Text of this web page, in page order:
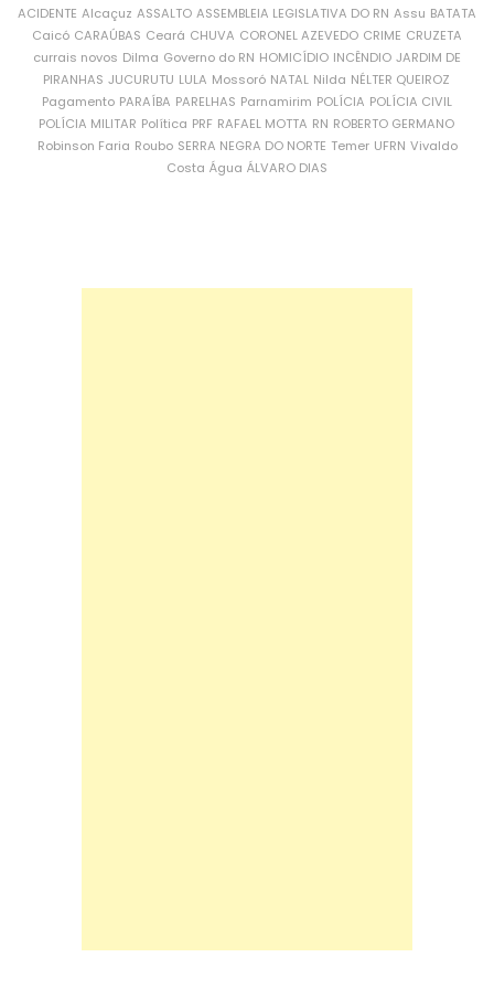
ACIDENTE Alcaçuz ASSALTO ASSEMBLEIA LEGISLATIVA DO RN Assu BATATA
Caicó CARAÚBAS Ceará CHUVA CORONEL AZEVEDO CRIME CRUZETA
currais novos Dilma Governo do RN HOMICÍDIO INCÊNDIO JARDIM DE
PIRANHAS JUCURUTU LULA Mossoró NATAL Nilda NÉLTER QUEIROZ
Pagamento PARAÍBA PARELHAS Parnamirim POLÍCIA POLÍCIA CIVIL
POLÍCIA MILITAR Política PRF RAFAEL MOTTA RN ROBERTO GERMANO
Robinson Faria Roubo SERRA NEGRA DO NORTE Temer UFRN Vivaldo
Costa Água ÁLVARO DIAS